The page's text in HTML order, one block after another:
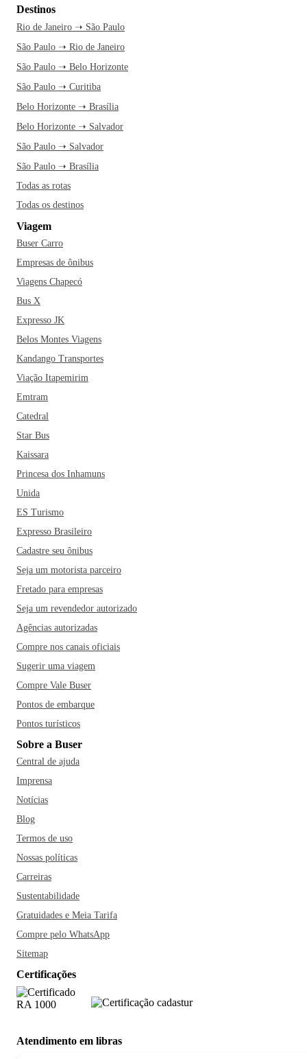
Destinos
Rio de Janeiro ➝ São Paulo
São Paulo ➝ Rio de Janeiro
São Paulo ➝ Belo Horizonte
São Paulo ➝ Curitiba
Belo Horizonte ➝ Brasília
Belo Horizonte ➝ Salvador
São Paulo ➝ Salvador
São Paulo ➝ Brasília
Todas as rotas
Todas os destinos
Viagem
Buser Carro
Empresas de ônibus
Viagens Chapecó
Bus X
Expresso JK
Belos Montes Viagens
Kandango Transportes
Viação Itapemirim
Emtram
Catedral
Star Bus
Kaissara
Princesa dos Inhamuns
Unida
ES Turismo
Expresso Brasileiro
Cadastre seu ônibus
Seja um motorista parceiro
Fretado para empresas
Seja um revendedor autorizado
Agências autorizadas
Compre nos canais oficiais
Sugerir uma viagem
Compre Vale Buser
Pontos de embarque
Pontos turísticos
Sobre a Buser
Central de ajuda
Imprensa
Notícias
Blog
Termos de uso
Nossas políticas
Carreiras
Sustentabilidade
Gratuidades e Meia Tarifa
Compre pelo WhatsApp
Sitemap
Certificações
Atendimento em libras